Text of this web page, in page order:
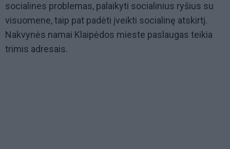
socialines problemas, palaikyti socialinius ryšius su
visuomene, taip pat padėti įveikti socialinę atskirtį.
Nakvynės namai Klaipėdos mieste paslaugas teikia
trimis adresais.